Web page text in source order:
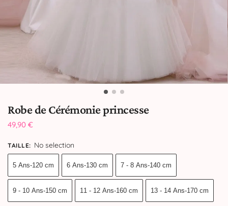
Robe de Cérémonie princesse
49,90 €
TAILLE: No selection
5 Ans-120 cm 6 Ans-130 cm 7 - 8 Ans-140 cm
9 - 10 Ans-150 cm 11 - 12 Ans-160 cm 13 - 14 Ans-170 cm